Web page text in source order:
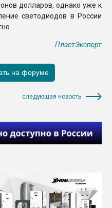
долларов, однако уже к
светодиодов в России
ПластЭксперт
следующая новость